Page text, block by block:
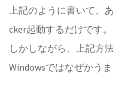
上記のように書いて、
cker起動するだけです。
しかしながら、上記方
Windowsではなぜかう